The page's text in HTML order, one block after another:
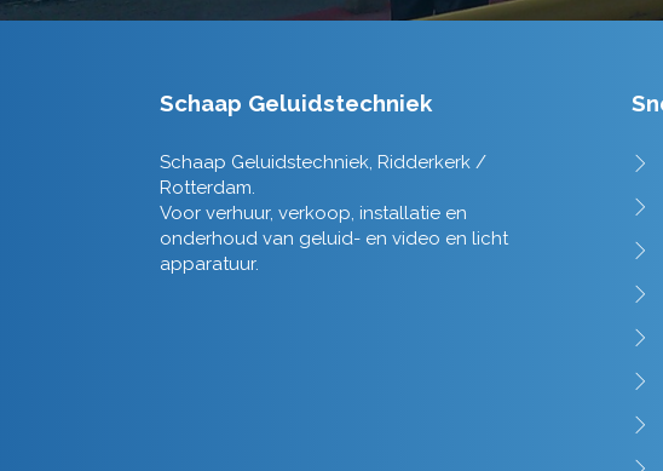
Schaap Geluidstechniek
Schaap Geluidstechniek, Ridderkerk /
Rotterdam.
Voor verhuur, verkoop, installatie en
onderhoud van geluid- en video en licht
apparatuur.